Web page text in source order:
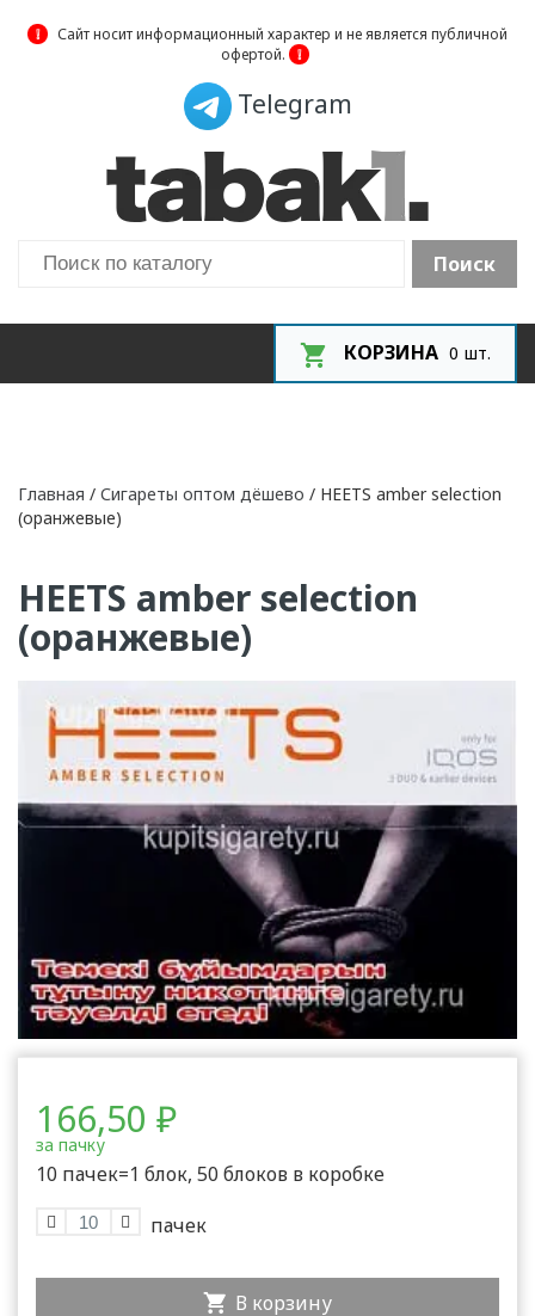
❕
Сайт носит информационный характер и не является публичной
офертой.
❕
Поиск
Telegram
КОРЗИНА 0 шт.
Главная / Сигареты оптом дёшево / HEETS amber selection
(оранжевые)
HEETS amber selection
(оранжевые)
166,50 ₽
за пачку
10 пачек=1 блок, 50 блоков в коробке
В корзину